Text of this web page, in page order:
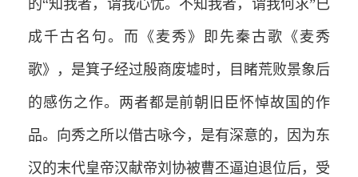
的“知我者，谓我心忧。不知我者，谓我何求”已
成千古名句。而《麦秀》即先秦古歌《麦秀
歌》，是箕子经过殷商废墟时，目睹荒败景象后
的感伤之作。两者都是前朝旧臣怀悼故国的作
品。向秀之所以借古咏今，是有深意的，因为东
汉的末代皇帝汉献帝刘协被曹丕逼迫退位后，受